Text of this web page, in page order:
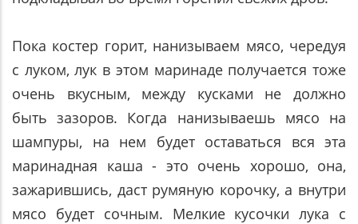
Пока костер горит, нанизываем мясо, чередуя
с луком, лук в этом маринаде получается тоже
очень вкусным, между кусками не должно
быть зазоров. Когда нанизываешь мясо на
шампуры, на нем будет оставаться вся эта
маринадная каша - это очень хорошо, она,
зажарившись, даст румяную корочку, а внутри
мясо будет сочным. Мелкие кусочки лука с